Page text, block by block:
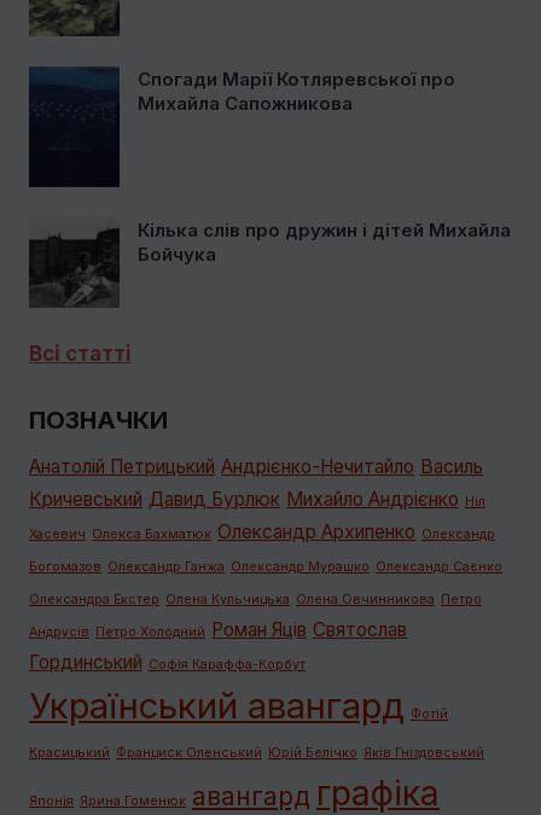
Спогади Марії Котляревської про
Михайла Сапожникова
Кілька слів про дружин і дітей Михайла
Бойчука
Всі статті
ПОЗНАЧКИ
Анатолій Петрицький Андрієнко-Нечитайло Василь
Кричевський Давид Бурлюк Михайло Андрієнко Ніл
Хасевич Олекса Бахматюк Олександр Архипенко Олександр
Богомазов Олександр Ганжа Олександр Мурашко Олександр Саєнко
Олександра Екстер Олена Кульчицька Олена Овчинникова Петро
Андрусів Петро Холодний Роман Яців Святослав
Гординський Софія Караффа-Корбут
Український авангард Фотій
Красицький Франциск Оленський Юрій Белічко Яків Гніздовський
Японія Ярина Гоменюк авангард графiка